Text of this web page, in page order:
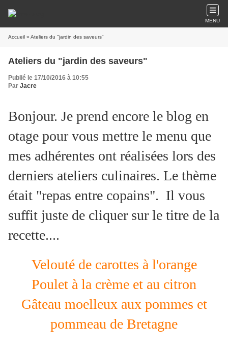
MENU
Accueil » Ateliers du "jardin des saveurs"
Ateliers du "jardin des saveurs"
Publié le 17/10/2016 à 10:55
Par Jacre
Bonjour. Je prend encore le blog en
otage pour vous mettre le menu que
mes adhérentes ont réalisées lors des
derniers ateliers culinaires. Le thème
était "repas entre copains". Il vous
suffit juste de cliquer sur le titre de la
recette....
Velouté de carottes à l'orange
Poulet à la crème et au citron
Gâteau moelleux aux pommes et
pommeau de Bretagne